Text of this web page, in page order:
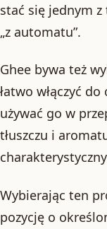
stać się jednym
„z automatu”.
Ghee bywa też
łatwo włączyć
używać go w
tłuszczu i
Wybierając ten
pozycję o